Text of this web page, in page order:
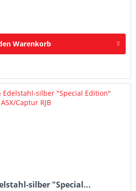
Warenkorb
silber "Special...